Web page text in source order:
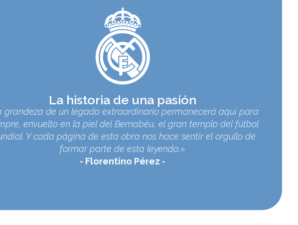
La historia de una pasión
grandeza de un legado extraordinario permanecerá aquí para
envuelto en la piel del Bernabéu, el gran templo del fútbol
Y cada página de esta obra nos hace sentir el orgullo de
formar parte de esta leyenda.»
Florentino Pérez